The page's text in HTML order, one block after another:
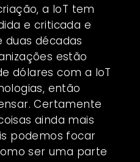
a IoT tem
e criticada e
duas décadas
estão
dólares com a IoT
então
Certamente
ainda mais
podemos focar
ser uma parte